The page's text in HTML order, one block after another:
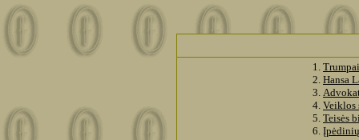
1.
2. Hansa
3.
4. Veiklos
5. Teisės
6.